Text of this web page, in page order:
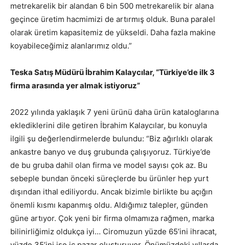
metrekarelik bir alandan 6 bin 500 metrekarelik bir alana
geçince üretim hacmimizi de artırmış olduk. Buna paralel
olarak üretim kapasitemiz de yükseldi. Daha fazla makine
koyabileceğimiz alanlarımız oldu.”
Teska Satış Müdürü İbrahim Kalaycılar, “Türkiye’de ilk 3
firma arasında yer almak istiyoruz”
2022 yılında yaklaşık 7 yeni ürünü daha ürün kataloglarına
eklediklerini dile getiren İbrahim Kalaycılar, bu konuyla
ilgili şu değerlendirmelerde bulundu: “Biz ağırlıklı olarak
ankastre banyo ve duş grubunda çalışıyoruz. Türkiye’de
de bu gruba dahil olan firma ve model sayısı çok az. Bu
sebeple bundan önceki süreçlerde bu ürünler hep yurt
dışından ithal ediliyordu. Ancak bizimle birlikte bu açığın
önemli kısmı kapanmış oldu. Aldığımız talepler, günden
güne artıyor. Çok yeni bir firma olmamıza rağmen, marka
bilinirliğimiz oldukça iyi… Ciromuzun yüzde 65’ini ihracat,